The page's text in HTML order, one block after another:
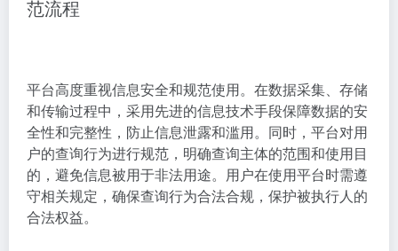
范流程
平台高度重视信息安全和规范使用。在数据采集、存储
和传输过程中，采用先进的信息技术手段保障数据的安
全性和完整性，防止信息泄露和滥用。同时，平台对用
户的查询行为进行规范，明确查询主体的范围和使用目
的，避免信息被用于非法用途。用户在使用平台时需遵
守相关规定，确保查询行为合法合规，保护被执行人的
合法权益。